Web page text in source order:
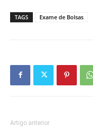
TAGS Exame de Bolsas
Artigo anterior